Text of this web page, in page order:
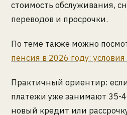
стоимость обслуживания,
переводов и просрочки.
По теме также можно
пенсия в 2026 году:
Практичный ориентир:
платежи уже занимают 35-
новый кредит или